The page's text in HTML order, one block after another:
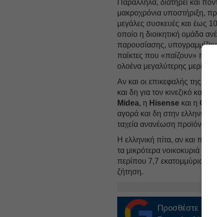
Παράλληλα, διατηρεί και
μακροχρόνια υποστήριξη,
μεγάλες συσκευές και έως 10
οποίο η διοικητική ομάδα
παρουσίασης,
παίκτες που «παίζουν»
ολοένα μεγαλύτερης
Αν και οι επικεφαλής της
και δη για τον κινεζικό και
Midea, η Hisense και η
αγορά και δη στην ελληνική,
ταχεία ανανέωση προϊόντων.
Η ελληνική πίτα, αν και
τα μικρότερα νοικοκυριά
περίπου 7,7 εκατομμύρια
ζήτηση.
Προσθέστε το